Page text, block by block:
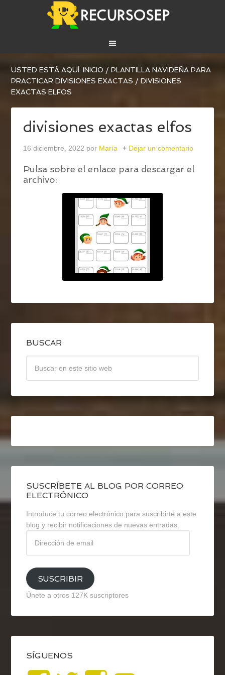
USTED ESTÁ AQUÍ:INICIO / PLANTILLA NAVIDEÑA PARA
PRACTICAR DIVISIONES EXACTAS / DIVISIONES
EXACTAS ELFOS
divisiones exactas elfos
16 diciembre, 2022 por María Dejar un comentario
Pulsa sobre el enlace para descargar el
archivo:
BUSCAR
SUSCRÍBETE AL BLOG POR CORREO
ELECTRÓNICO
Introduce tu correo electrónico para suscribirte a este
blog y recibir notificaciones de nuevas entradas.
email
SUSCRIBIR
Únete a otros 127K suscriptores
SÍGUENOS